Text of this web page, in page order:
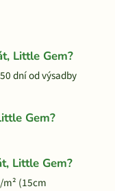
Little Gem?
dní od výsadby
Gem?
Little Gem?
(15cm